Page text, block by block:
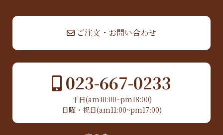
ご注文・お問い合わせ
023-667-0233
平日(am10:00~pm18:00)
日曜・祝日(am11:00~pm17:00)